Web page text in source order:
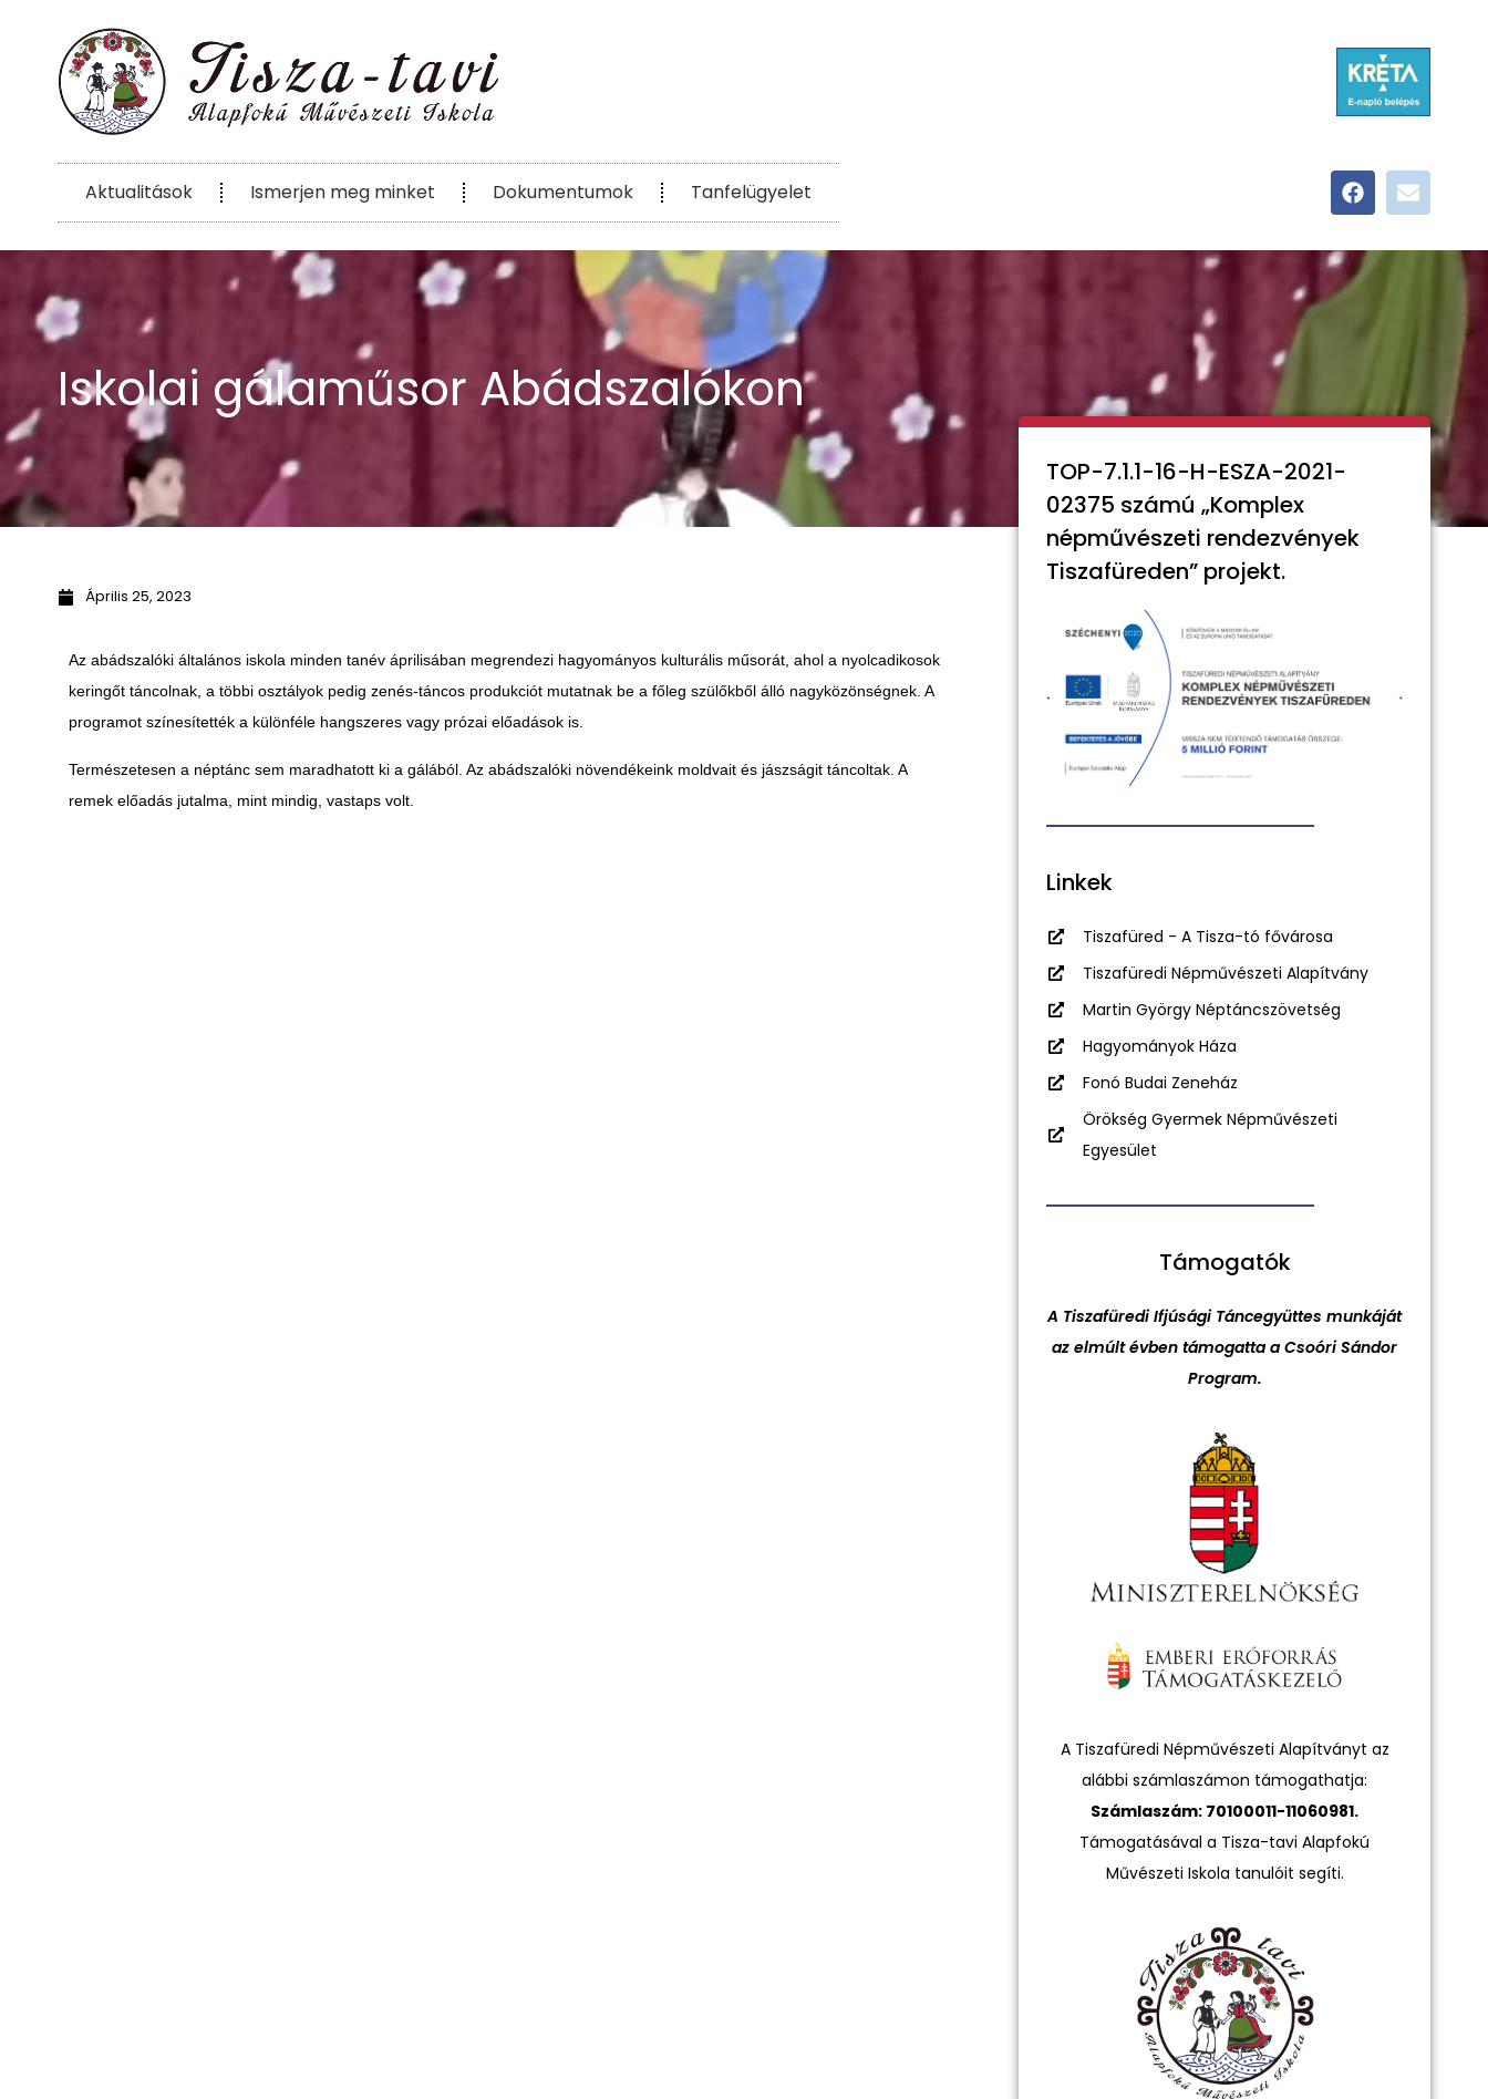
Aktualitások Ismerjen meg minket Dokumentumok Tanfelügyelet
Iskolai gálaműsor Abádszalókon
Április 25, 2023
Az abádszalóki általános iskola minden tanév áprilisában megrendezi hagyományos kulturális műsorát, ahol a nyolcadikosok
keringőt táncolnak, a többi osztályok pedig zenés-táncos produkciót mutatnak be a főleg szülőkből álló nagyközönségnek. A
programot színesítették a különféle hangszeres vagy prózai előadások is.
Természetesen a néptánc sem maradhatott ki a gálából. Az abádszalóki növendékeink moldvait és jászságit táncoltak. A
remek előadás jutalma, mint mindig, vastaps volt.
TOP-7.1.1-16-H-ESZA-2021-
02375 számú „Komplex
népművészeti rendezvények
Tiszafüreden” projekt.
Linkek
Tiszafüred - A Tisza-tó fővárosa
Tiszafüredi Népművészeti Alapítvány
Martin György Néptáncszövetség
Hagyományok Háza
Fonó Budai Zeneház
Örökség Gyermek Népművészeti
Egyesület
Támogatók
A Tiszafüredi Ifjúsági Táncegyüttes munkáját
az elmúlt évben támogatta a Csoóri Sándor
Program.
A Tiszafüredi Népművészeti Alapítványt az
alábbi számlaszámon támogathatja:
Számlaszám: 70100011-11060981.
Támogatásával a Tisza-tavi Alapfokú
Művészeti Iskola tanulóit segíti.